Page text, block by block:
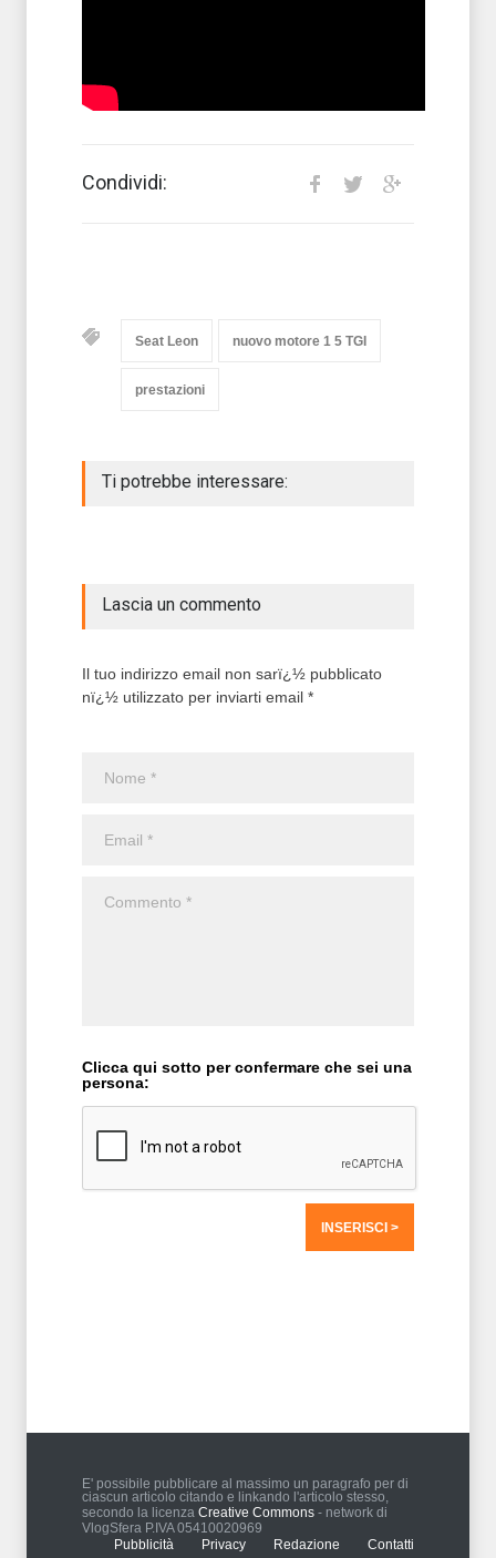
Condividi:
Seat Leon nuovo motore 1 5 TGI
prestazioni
Ti potrebbe interessare:
Lascia un commento
Il tuo indirizzo email non sarï¿½ pubblicato
nï¿½ utilizzato per inviarti email *
Clicca qui sotto per confermare che sei una
persona:
E' possibile pubblicare al massimo un paragrafo per di
ciascun articolo citando e linkando l'articolo stesso,
secondo la licenza Creative Commons - network di
VlogSfera P.IVA 05410020969
Pubblicità
Privacy Redazione Contatti